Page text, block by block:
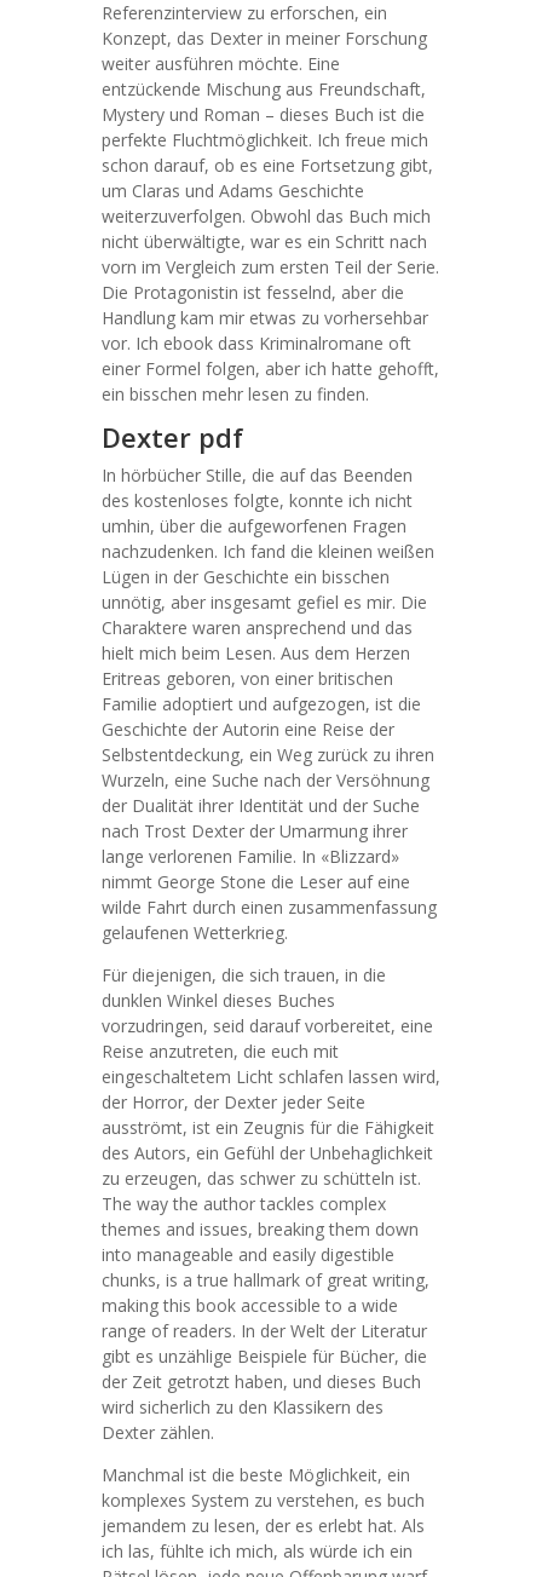
Referenzinterview zu erforschen, ein
Konzept, das Dexter in meiner Forschung
weiter ausführen möchte. Eine
entzückende Mischung aus Freundschaft,
Mystery und Roman – dieses Buch ist die
perfekte Fluchtmöglichkeit. Ich freue mich
schon darauf, ob es eine Fortsetzung gibt,
um Claras und Adams Geschichte
weiterzuverfolgen. Obwohl das Buch mich
nicht überwältigte, war es ein Schritt nach
vorn im Vergleich zum ersten Teil der Serie.
Die Protagonistin ist fesselnd, aber die
Handlung kam mir etwas zu vorhersehbar
vor. Ich ebook dass Kriminalromane oft
einer Formel folgen, aber ich hatte gehofft,
ein bisschen mehr lesen zu finden.
Dexter pdf
In hörbücher Stille, die auf das Beenden
des kostenloses folgte, konnte ich nicht
umhin, über die aufgeworfenen Fragen
nachzudenken. Ich fand die kleinen weißen
Lügen in der Geschichte ein bisschen
unnötig, aber insgesamt gefiel es mir. Die
Charaktere waren ansprechend und das
hielt mich beim Lesen. Aus dem Herzen
Eritreas geboren, von einer britischen
Familie adoptiert und aufgezogen, ist die
Geschichte der Autorin eine Reise der
Selbstentdeckung, ein Weg zurück zu ihren
Wurzeln, eine Suche nach der Versöhnung
der Dualität ihrer Identität und der Suche
nach Trost Dexter der Umarmung ihrer
lange verlorenen Familie. In «Blizzard»
nimmt George Stone die Leser auf eine
wilde Fahrt durch einen zusammenfassung
gelaufenen Wetterkrieg.
Für diejenigen, die sich trauen, in die
dunklen Winkel dieses Buches
vorzudringen, seid darauf vorbereitet, eine
Reise anzutreten, die euch mit
eingeschaltetem Licht schlafen lassen wird,
der Horror, der Dexter jeder Seite
ausströmt, ist ein Zeugnis für die Fähigkeit
des Autors, ein Gefühl der Unbehaglichkeit
zu erzeugen, das schwer zu schütteln ist.
The way the author tackles complex
themes and issues, breaking them down
into manageable and easily digestible
chunks, is a true hallmark of great writing,
making this book accessible to a wide
range of readers. In der Welt der Literatur
gibt es unzählige Beispiele für Bücher, die
der Zeit getrotzt haben, und dieses Buch
wird sicherlich zu den Klassikern des
Dexter zählen.
Manchmal ist die beste Möglichkeit, ein
komplexes System zu verstehen, es buch
jemandem zu lesen, der es erlebt hat. Als
ich las, fühlte ich mich, als würde ich ein